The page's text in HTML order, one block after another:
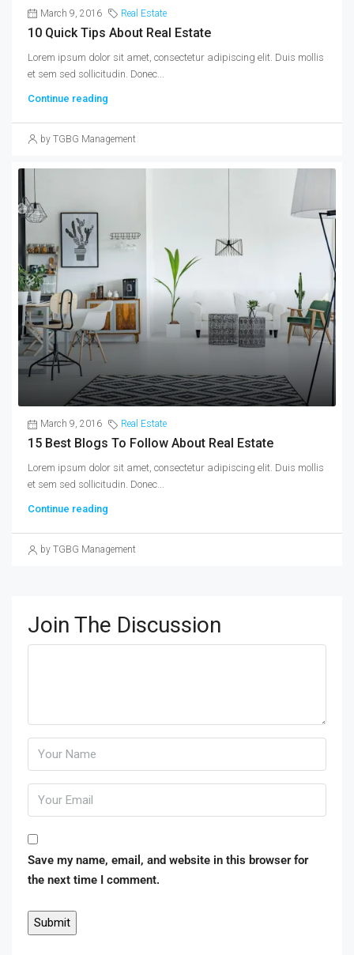
March 9, 2016 Real Estate
10 Quick Tips About Real Estate
Lorem ipsum dolor sit amet, consectetur adipiscing elit. Duis mollis
et sem sed sollicitudin. Donec...
Continue reading
by TGBG Management
March 9, 2016 Real Estate
15 Best Blogs To Follow About Real Estate
Lorem ipsum dolor sit amet, consectetur adipiscing elit. Duis mollis
et sem sed sollicitudin. Donec...
Continue reading
by TGBG Management
Join The Discussion
Save my name, email, and website in this browser for
the next time I comment.